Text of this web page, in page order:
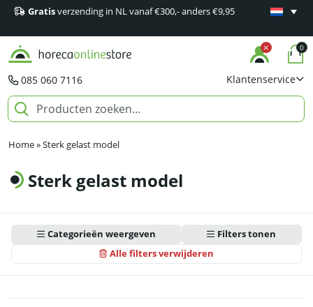
Gratisverzending in NL vanaf €300,- anders €9,95
Minimaal
085 060 7116 Klantenservice
0
Home»Sterk gelast model
Sterk gelast model
Categorieën weergeven
Alle filters verwijderen
Filters tonen